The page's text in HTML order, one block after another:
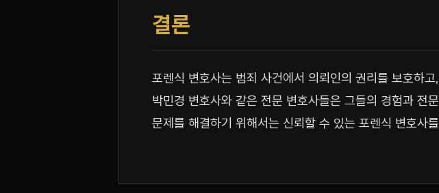
결론
포렌식 변호사는 범죄 사건에서 의뢰인의 권리를 보호하
박민경 변호사와 같은 전문 변호사들은 그들의 경험과 전
문제를 해결하기 위해서는 신뢰할 수 있는 포렌식 변호사